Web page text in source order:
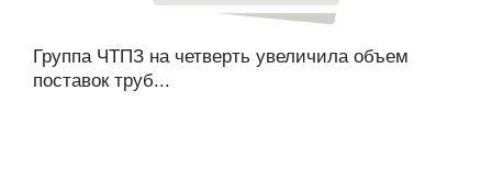
Группа ЧТПЗ на четверть увеличила объем
поставок труб...